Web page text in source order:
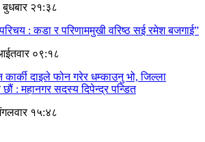
२१:३८
: कडा र परिणाममुखी वरिष्ठ सई रमेश बजगाई”
०९:१८
दाइले फोन गरेर धम्काउनु भो, जिल्ला
छौं : महानगर सदस्य दिपेन्द्र पन्डित
१५:४८